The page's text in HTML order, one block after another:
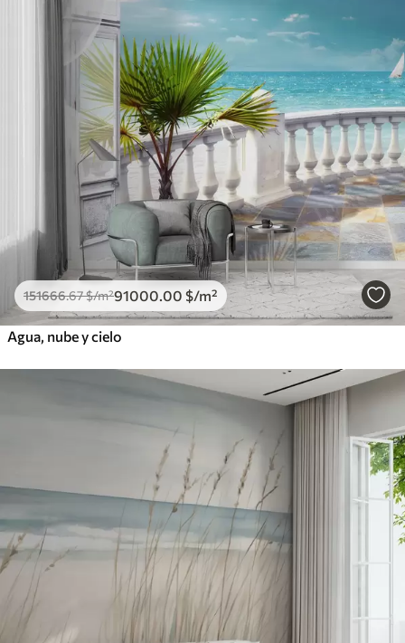
151666.67$/m²91000 .00 $/m²
Agua, nube y cielo